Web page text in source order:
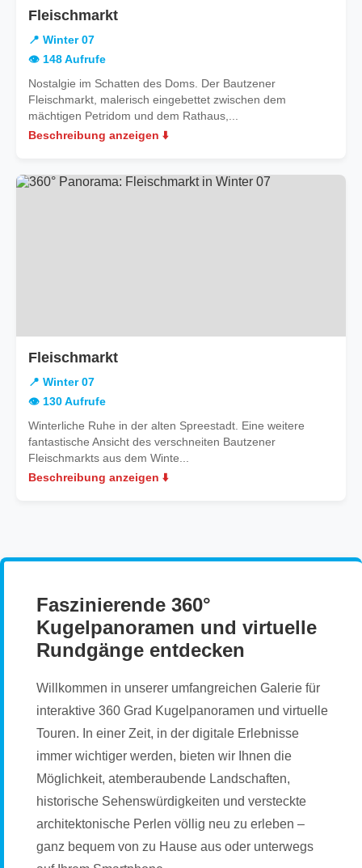
Fleischmarktin
📍 Winter 07
👁️ 148 Aufrufe
Nostalgie im Schatten des Doms. Der Bautzener
Fleischmarkt, malerisch eingebettet zwischen dem
mächtigen Petridom und dem Rathaus,...
Beschreibung anzeigen ⬇️
Fleischmarktin
📍 Winter 07
👁️ 130 Aufrufe
Winterliche Ruhe in der alten Spreestadt. Eine weitere
fantastische Ansicht des verschneiten Bautzener
Fleischmarkts aus dem Winte...
Beschreibung anzeigen ⬇️
Faszinierende 360°
Kugelpanoramen und virtuelle
Rundgänge entdecken
Willkommen in unserer umfangreichen Galerie für
interaktive 360 Grad Kugelpanoramen und virtuelle
Touren. In einer Zeit, in der digitale Erlebnisse
immer wichtiger werden, bieten wir Ihnen die
Möglichkeit, atemberaubende Landschaften,
historische Sehenswürdigkeiten und versteckte
architektonische Perlen völlig neu zu erleben –
ganz bequem von zu Hause aus oder unterwegs